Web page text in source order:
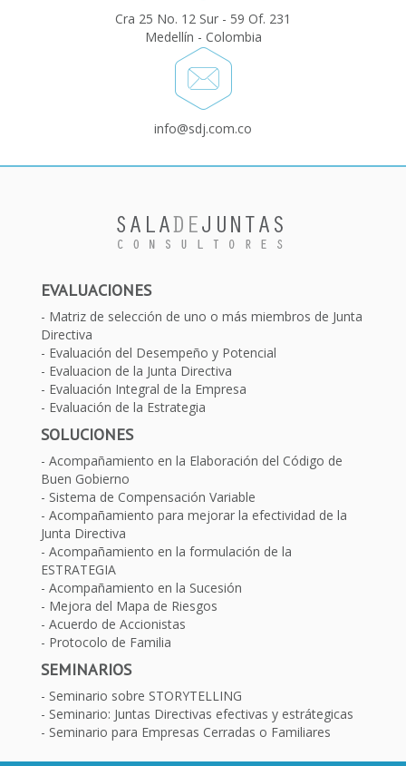
Cra 25 No. 12 Sur - 59 Of. 231
Medellín - Colombia
info@sdj.com.co
EVALUACIONES
Matriz de selección de uno o más miembros de Junta
Directiva
Evaluación del Desempeño y Potencial
Evaluacion de la Junta Directiva
Evaluación Integral de la Empresa
Evaluación de la Estrategia
SOLUCIONES
Acompañamiento en la Elaboración del Código de
Buen Gobierno
Sistema de Compensación Variable
Acompañamiento para mejorar la efectividad de la
Junta Directiva
Acompañamiento en la formulación de la
ESTRATEGIA
Acompañamiento en la Sucesión
Mejora del Mapa de Riesgos
Acuerdo de Accionistas
Protocolo de Familia
SEMINARIOS
Seminario sobre STORYTELLING
Seminario: Juntas Directivas efectivas y estrátegicas
Seminario para Empresas Cerradas o Familiares